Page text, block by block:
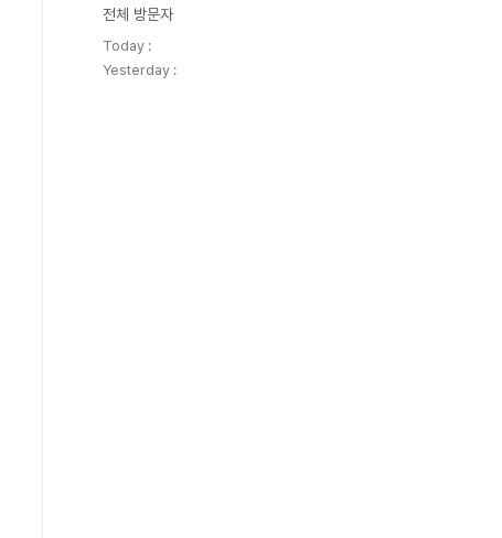
전체 방문자
Today :
Yesterday :